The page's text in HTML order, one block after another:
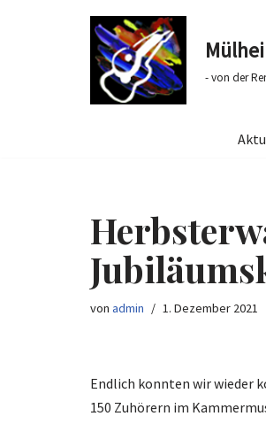
- von der
von admin 1. Dezember 2021
Endlich konnten wir wieder
150 Zuhörern im